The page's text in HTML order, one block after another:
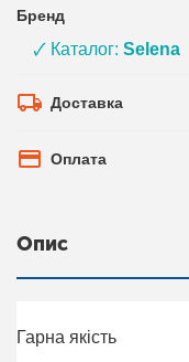
Бренд
🗸 Каталог:Selena
Доставка
Оплата
Опис
Гарна якість